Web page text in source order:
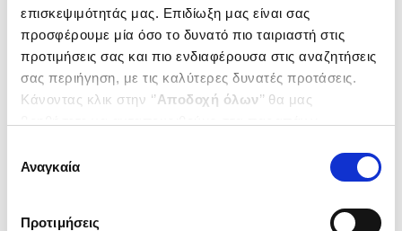
επισκεψιμότητάς μας. Επιδίωξη μας είναι σας
προσφέρουμε μία όσο το δυνατό πιο ταιριαστή στις
προτιμήσεις σας και πιο ενδιαφέρουσα στις αναζητήσεις
σας περιήγηση, με τις καλύτερες δυνατές προτάσεις.
Κάνοντας κλικ στην ‘’Αποδοχή όλων’’ θα μας
ενδιαφέρουν και να επιλέξετε από τα παρακάτω με την
΄΄και να ενημερωθείτε σχετικά με
συγκατάθεσης
Αναγκαία
Προτιμήσεις